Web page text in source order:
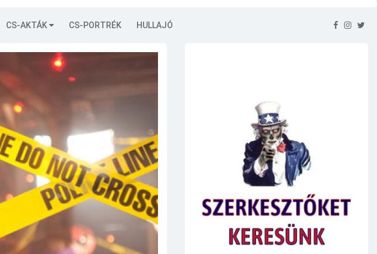
CS-AKTÁK CS-PORTRÉK HULLAJÓ